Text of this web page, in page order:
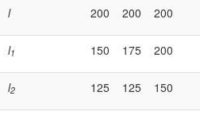
l 200 200 200
l1 150 175 200
l2 125 125 150